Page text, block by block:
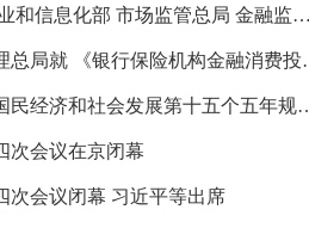
2026年7·8全国保险公众
中国人民银行 工业和信息化部 市场监管总局 金融监管总局 中国证监会 国家知识产权局 国
国家金融监督管理总
中华人民共和国国民经济
次会议在京闭幕
次会议闭幕 习近平等出席